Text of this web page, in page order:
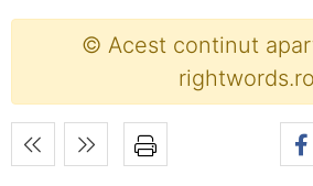
© Acest continut
rightwords.ro